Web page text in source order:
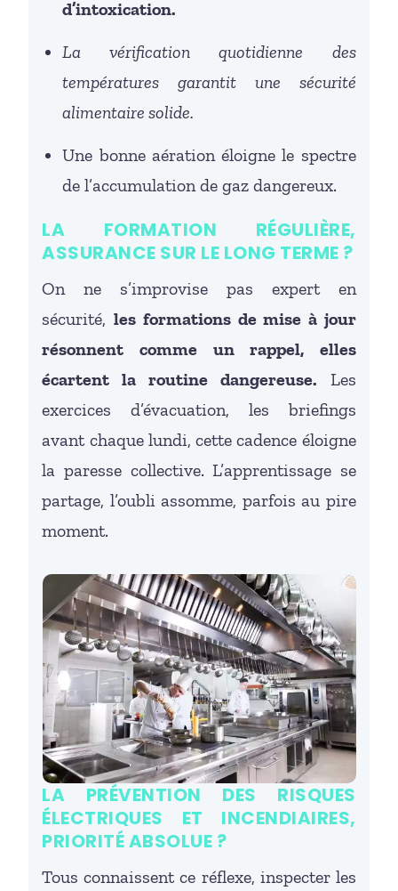
d’intoxication.
La vérification quotidienne des
températures garantit une sécurité
alimentaire solide.
Une bonne aération éloigne le spectre
de l’accumulation de gaz dangereux.
LA FORMATION RÉGULIÈRE,
ASSURANCE SUR LE LONG TERME ?
On ne s’improvise pas expert en
sécurité,les formations de mise à jour
résonnent comme un rappel, elles
écartent la routine dangereuse. Les
exercices d’évacuation, les briefings
avant chaque lundi, cette cadence éloigne
la paresse collective. L’apprentissage se
partage, l’oubli assomme, parfois au pire
moment.
LA PRÉVENTION DES RISQUES
ÉLECTRIQUES ET INCENDIAIRES,
PRIORITÉ ABSOLUE ?
Tous connaissent ce réflexe, inspecter les